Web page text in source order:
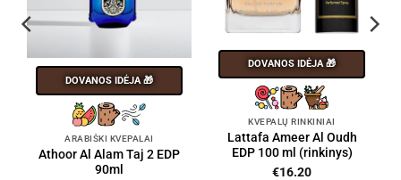
DOVANOS IDĖJA 🎁
ARABIŠKI KVEPALAI
Athoor Al Alam Taj 2 EDP
90ml
DOVANOS IDĖJA 🎁
KVEPALŲ RINKINIAI
Lattafa Ameer Al Oudh
EDP 100 ml (rinkinys)
€16.20